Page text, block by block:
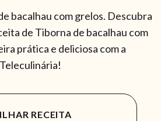
bacalhau com grelos. Descubra
de Tiborna de bacalhau com
prática e deliciosa com a
Teleculinária!
RECEITA